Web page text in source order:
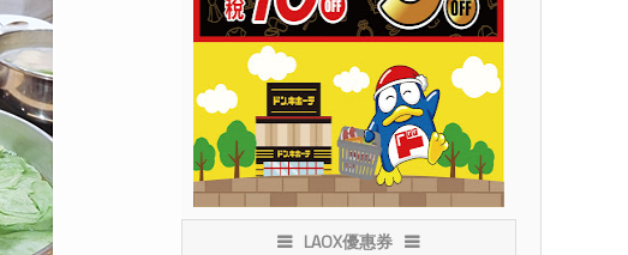
LAOX優惠券